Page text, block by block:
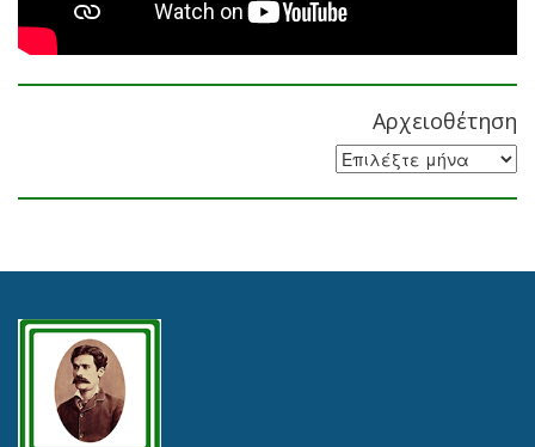
Αρχειοθέτηση
Αρχειοθέτηση